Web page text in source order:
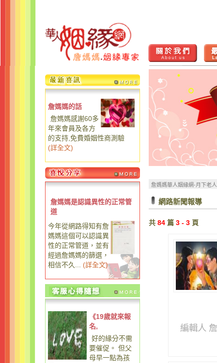
詹媽媽的話
詹媽媽感謝60多
年來會員及各方
的支持,免費婚姻性商測驗
(詳全文)
詹媽媽是認識異性的正常管
道
今年從網路得知有詹
媽媽這個可以認識異
性的正常管道，並有
經過詹媽媽的篩選，
相信不久...
(詳全文)
《19歲就來報
名,
好的緣分不需
要催促。 但父
母早一點為孩
詹媽媽華人姻緣網-月下老
網路新聞報導
共 84 篇 3 - 3 頁
編輯人